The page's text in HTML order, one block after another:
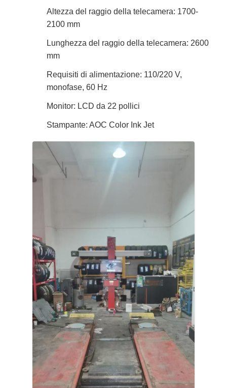
Altezza del raggio della telecamera: 1700-
2100 mm
Lunghezza del raggio della telecamera: 2600
mm
Requisiti di alimentazione: 110/220 V,
monofase, 60 Hz
Monitor: LCD da 22 pollici
Stampante: AOC Color Ink Jet